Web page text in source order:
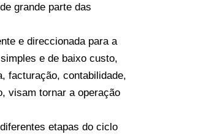
grande parte das
e direccionada para a
e de baixo custo,
facturação, contabilidade,
visam tornar a operação
etapas do ciclo